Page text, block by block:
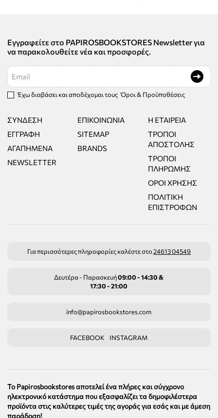
Εγγραφείτε στο PAPIROSBOOKSTORES Newsletter για
να παρακολουθείτε νέα και προσφορές.
Email
Έχω διαβάσει και αποδέχομαι τους Όροι & Προϋποθέσεις
ΣΎΝΔΕΣΗ
ΕΓΓΡΑΦΉ
ΑΓΑΠΗΜΈΝΑ
NEWSLETTER
ΕΠΙΚΟΙΝΩΝΊΑ
SITEMAP
BRANDS
Η ΕΤΑΙΡΕΊΑ
ΤΡΌΠΟΙ
ΑΠΟΣΤΟΛΉΣ
ΤΡΌΠΟΙ
ΠΛΗΡΩΜΉΣ
ΌΡΟΙ ΧΡΉΣΗΣ
ΠΟΛΙΤΙΚΉ
ΕΠΙΣΤΡΟΦΏΝ
Για περισσότερες πληροφορίες καλέστε στο24613 04549
Δευτέρα - Παρασκευή09:00 - 14:30 &
17:30 - 21:00
info@papirosbookstores.com
FACEBOOK INSTAGRAM
Το Papirosbookstores αποτελεί ένα πλήρες και σύγχρονο
ηλεκτρονικό κατάστημα που εξασφαλίζει τα δημοφιλέστερα
προϊόντα στις καλύτερες τιμές της αγοράς για εσάς και με άμεση
παράδοση!